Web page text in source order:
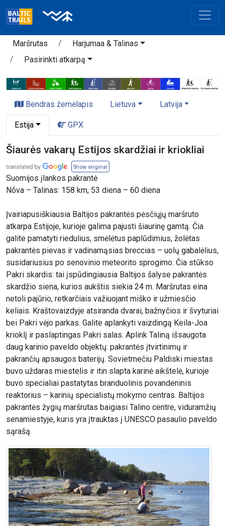
Maršrutas
Harjumaa & Talinas
Pasirinkti atkarpą
Bendras žemėlapis Lietuva Latvija
Estija GPX
Šiaurės vakarų Estijos skardžiai ir kriokliai
Show original
Suomijos įlankos pakrantė
Nõva – Talinas: 158 km, 53 diena – 60 diena
Įvairiapusiškiausia Baltijos pakrantės pėsčiųjų maršruto
atkarpa Estijoje, kurioje galima pajusti šiaurinę gamtą. Čia
galite pamatyti riedulius, smėlėtus paplūdimius, žolėtas
pakrantės pievas ir vadinamąsias breccias – uolų gabalėlius,
susidariusius po senovinio meteorito sprogimo. Čia stūkso
Pakri skardis: tai įspūdingiausia Baltijos šalyse pakrantės
skardžio siena, kurios aukštis siekia 24 m. Maršrutas eina
netoli pajūrio, retkarčiais važiuojant miško ir užmiesčio
keliais. Kraštovaizdyje atsiranda dvarai, bažnyčios ir švyturiai
bei Pakri vėjo parkas. Galite aplankyti vaizdingą Keila-Joa
krioklį ir paslaptingas Pakri salas. Aplink Taliną išsaugota
daug karinio paveldo objektų: pakrantės įtvirtinimų ir
pakrančių apsaugos baterijų. Sovietmečiu Paldiski miestas
buvo uždaras miestelis ir itin slapta karinė aikštelė, kurioje
buvo specialiai pastatytas branduolinis povandeninis
reaktorius – karinių specialistų mokymo centras. Baltijos
pakrantės žygių maršrutas baigiasi Talino centre, viduramžių
senamiestyje, kuris yra įtrauktas į UNESCO pasaulio paveldo
sąrašą.